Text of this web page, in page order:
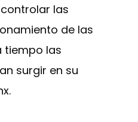
las
de las
tiempo las
surgir en su